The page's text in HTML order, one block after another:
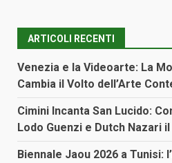
ARTICOLI RECENTI
Venezia e la Videoarte: La
Cambia il Volto dell’Arte
Cimini Incanta San Lucido:
Lodo Guenzi e Dutch Nazari
Biennale Jaou 2026 a Tunisi: